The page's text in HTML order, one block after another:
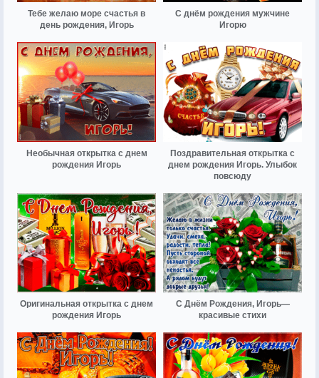
Тебе желаю море счастья в
день рождения, Игорь
С днём рождения мужчине
Игорю
Необычная открытка с днем
рождения Игорь
Поздравительная открытка с
днем рождения Игорь. Улыбок
повсюду
Оригинальная открытка с днем
рождения Игорь
С Днём Рождения, Игорь—
красивые стихи